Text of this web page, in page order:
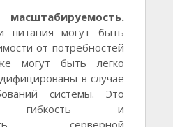
питания могут быть
от потребностей
могут быть легко
в случае
системы. Это
гибкость и